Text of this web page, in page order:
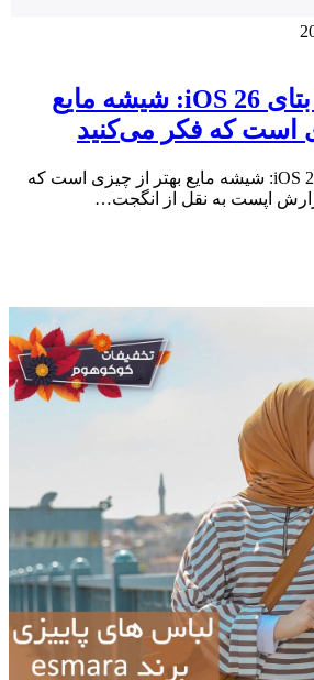
پیش‌نمایش بتای iOS 26: شیشه مایع
است که فکر می‌کنید
پیش‌نمایش بتای iOS 26: شیشه مایع بهتر از چیزی است که
اپست به نقل از انگجت…